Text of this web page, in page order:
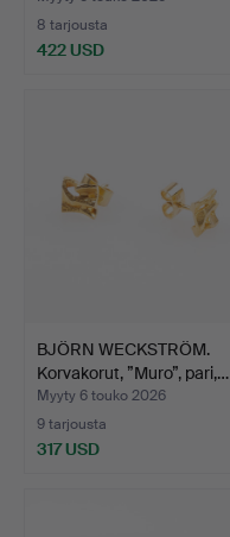
8 tarjousta
422 USD
BJÖRN WECKSTRÖM.
Korvakorut, ”Muro”, pari,…
Myyty 6 touko 2026
9 tarjousta
317 USD